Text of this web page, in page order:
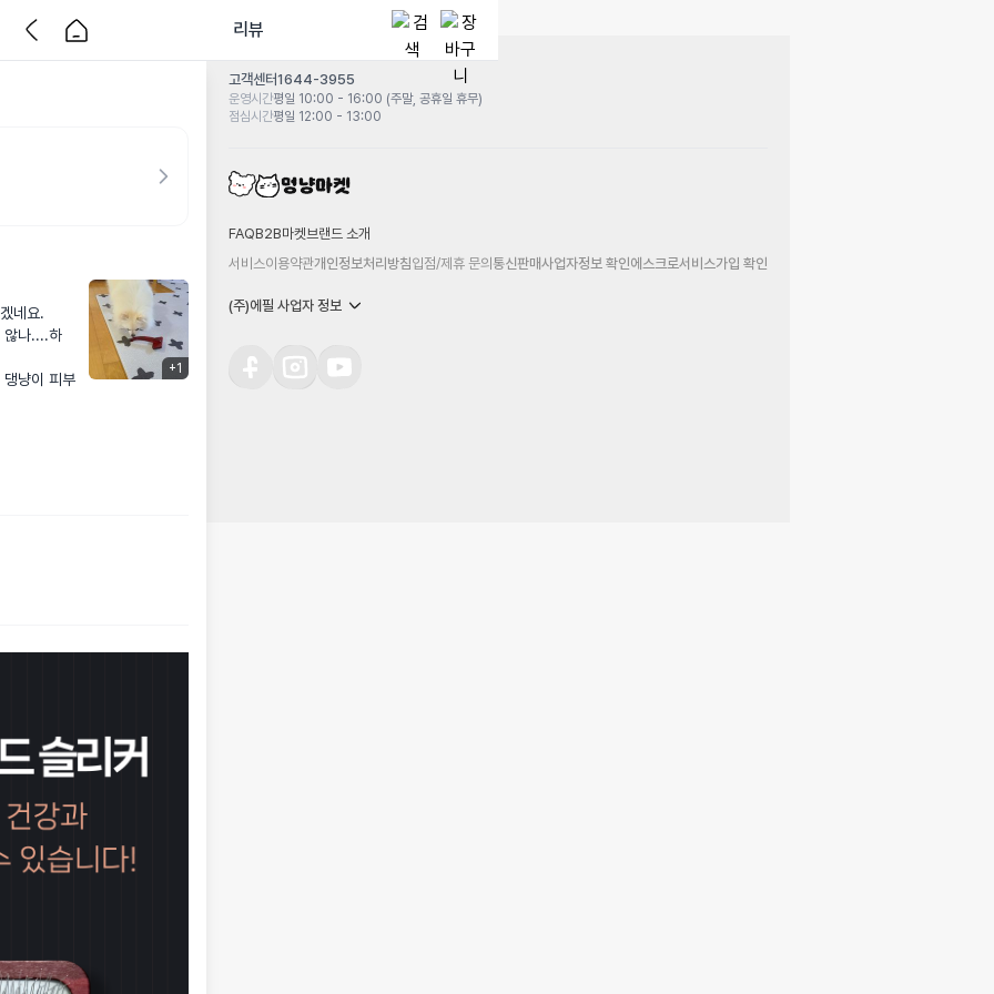
리뷰
+1
네요.
않나....하
냥이 피부
고객센터1644-3955
운영시간평일 10:00 - 16:00 (주말, 공휴일 휴무)
점심시간평일 12:00 - 13:00
FAQB2B마켓 브랜드 소개
서비스이용약관개인정보처리방침입점/제휴 문의통신판매사업자정보 확인에스크로서비스가입 확인
(주)에필 사업자 정보